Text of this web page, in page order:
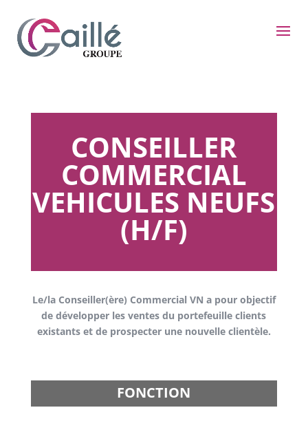
CONSEILLER
COMMERCIAL
VEHICULES NEUFS
(H/F)
Le/la Conseiller(ère) Commercial VN a pour objectif
de développer les ventes du portefeuille clients
existants et de prospecter une nouvelle clientèle.
FONCTION